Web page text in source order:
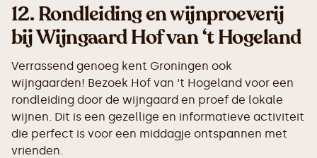
12.Rondleiding en wijnproeverij
bij Wijngaard Hof van ‘t Hogeland
Verrassend genoeg kent Groningen ook
wijngaarden! Bezoek Hof van ‘t Hogeland voor een
rondleiding door de wijngaard en proef de lokale
wijnen. Dit is een gezellige en informatieve activiteit
die perfect is voor een middagje ontspannen met
vrienden.